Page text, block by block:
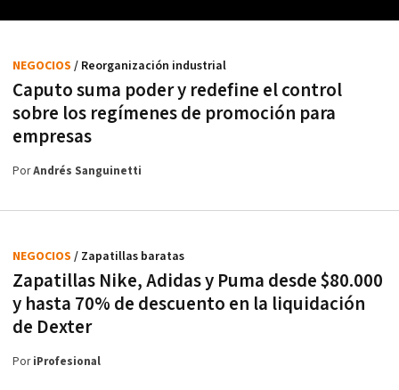
Caputo suma poder y redefine el control
sobre los regímenes de promoción para
empresas
NEGOCIOS / Reorganización industrial
PorAndrés Sanguinetti
Zapatillas Nike, Adidas y Puma desde $80.000
y hasta 70% de descuento en la liquidación
de Dexter
NEGOCIOS / Zapatillas baratas
PoriProfesional